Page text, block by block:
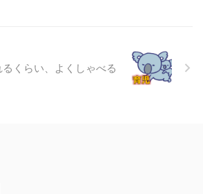
るくらい、よくしゃべる